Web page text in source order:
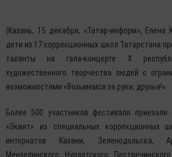
(Казань, 15 декабря, «Татар-информ», Елена
дети из 17 коррекционных школ Татарстана
таланты на гала-концерте X
художественного творчества людей с
возможностями «Возьмемся за руки, друзья!».
Более 500 участников фестиваля приехали
«Экият» из специальных коррекционных
интернатов Казани, Зеленодольска,
Мензелинского, Нурлатского,